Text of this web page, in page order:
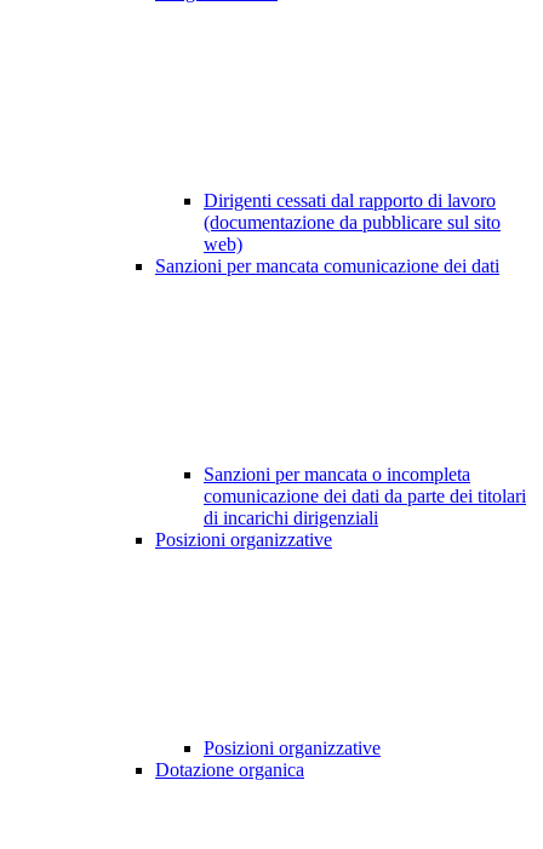
Dirigenti cessati dal rapporto di lavoro
(documentazione da pubblicare sul sito
web)
Sanzioni per mancata comunicazione dei dati
Sanzioni per mancata o incompleta
comunicazione dei dati da parte dei titolari
di incarichi dirigenziali
Posizioni organizzative
Posizioni organizzative
Dotazione organica